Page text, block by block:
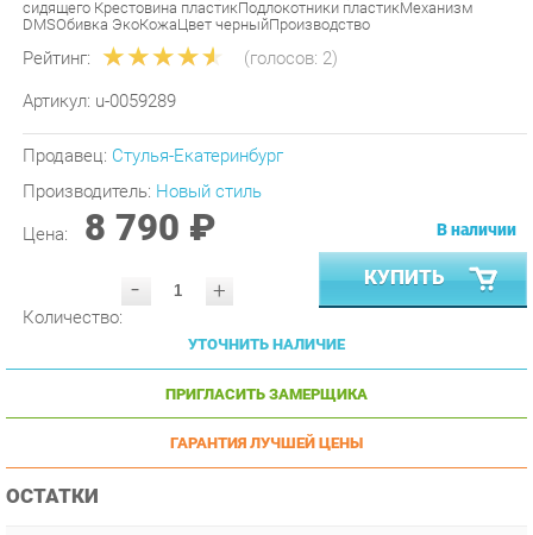
Рейтинг: (голосов:2)
Артикул: u-0059289
Продавец:
Производитель:Новый стиль
Цена: 8 790 ₽
- +
УТОЧНИТЬ НАЛИЧИЕ
ПРИГЛАСИТЬ ЗАМЕРЩИКА
ГАРАНТИЯ ЛУЧШЕЙ ЦЕНЫ
Склад